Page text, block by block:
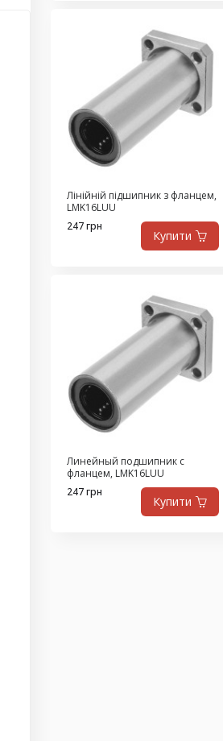
Лінійній підшипник з фланцем,
LMK16LUU
247 грн
Купити
Линейный подшипник с
фланцем, LMK16LUU
247 грн
Купити